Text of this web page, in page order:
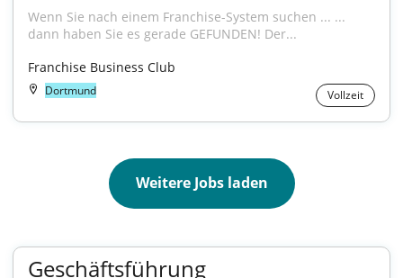
Wenn Sie nach einem Franchise-System suchen ... ...
dann haben Sie es gerade GEFUNDEN! Der...
Franchise Business Club
Dortmund Vollzeit
Weitere Jobs laden
Geschäftsführung